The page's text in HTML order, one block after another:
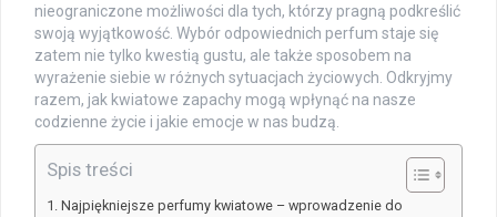
nieograniczone możliwości dla tych, którzy pragną podkreślić
swoją wyjątkowość. Wybór odpowiednich perfum staje się
zatem nie tylko kwestią gustu, ale także sposobem na
wyrażenie siebie w różnych sytuacjach życiowych. Odkryjmy
razem, jak kwiatowe zapachy mogą wpłynąć na nasze
codzienne życie i jakie emocje w nas budzą.
Spis treści
Najpiękniejsze perfumy kwiatowe – wprowadzenie do